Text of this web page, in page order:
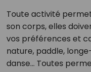
Toute activité
son corps, elles
vos préférences et
nature, paddle,
danse… Toutes